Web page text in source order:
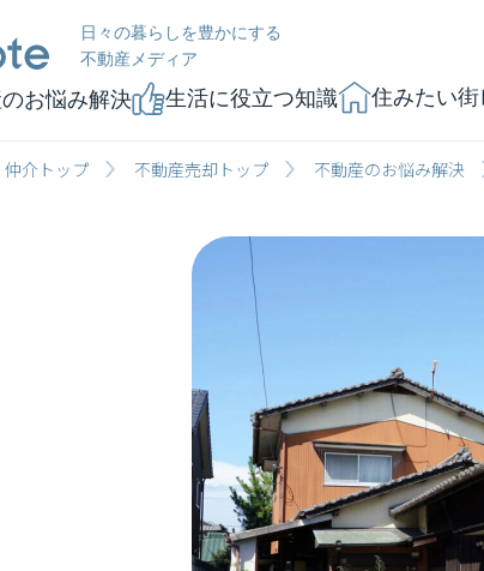
日々の暮らしを豊かにする
不動産メディア
お悩み解決 生活に役立つ知識 住みたい街
介トップ 不動産売却トップ 不動産のお悩み解決